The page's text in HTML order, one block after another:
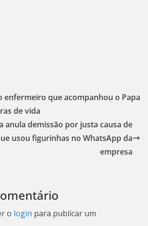
enfermeiro que acompanhou o Papa
de vida
anula demissão por justa causa de
usou figurinhas no WhatsApp da
empresa
o login para publicar um